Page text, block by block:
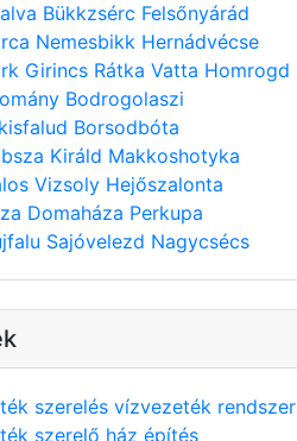
Bükkzsérc Felsőnyárád
Nemesbikk Hernádvécse
Girincs Rátka Vatta Homrogd
Bodrogolaszi
Borsodbóta
Királd Makkoshotyka
Vizsoly Hejőszalonta
Domaháza Perkupa
Sajóvelezd Nagycsécs
szerelés vízvezeték rendszer
szerelő ház építés